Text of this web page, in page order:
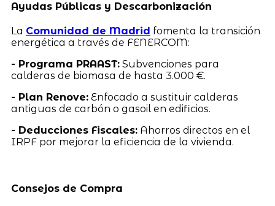
Ayudas Públicas y Descarbonización
La Comunidad de Madrid fomenta la transición
energética a través de FENERCOM:
- Programa PRAAST:Subvenciones para
calderas de biomasa de hasta 3.000 €.
- Plan Renove:Enfocado a sustituir calderas
antiguas de carbón o gasoil en edificios.
- Deducciones Fiscales:Ahorros directos en el
IRPF por mejorar la eficiencia de la vivienda.
Consejos de Compra